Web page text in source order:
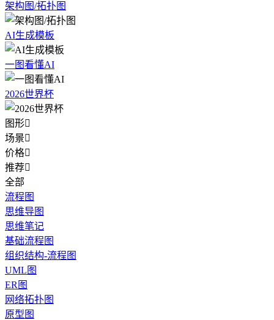
架构图/拓扑图
AI生成模板
一图看懂AI
2026世界杯
图形
场景
价格
推荐
全部
流程图
思维导图
思维笔记
基础流程图
组织结构-流程图
UML图
ER图
网络拓扑图
原型图